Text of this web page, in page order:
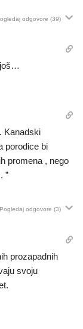
odgovore (39)
još…
Kanadski
porodice bi
promena , nego
”
Pogledaj odgovore (3)
prozapadnih
svoju